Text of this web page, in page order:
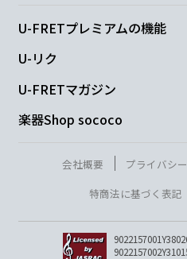
U-FRETプレミアムの機能
U-リク
U-FRETマガジン
楽器Shop sococo
会社概要 プライバシ
特商法に基づく表記